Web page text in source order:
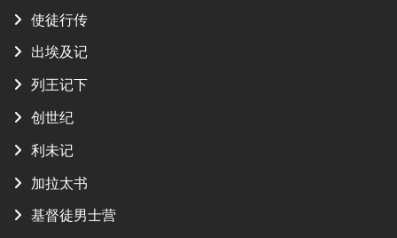
使徒行传
出埃及记
列王记下
创世纪
利未记
加拉太书
基督徒男士营